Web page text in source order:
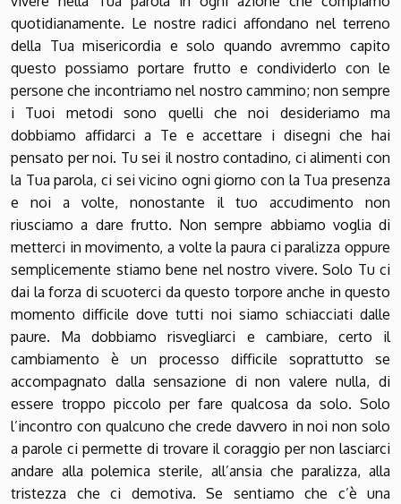
quotidianamente. Le nostre radici affondano nel terreno
della Tua misericordia e solo quando avremmo capito
questo possiamo portare frutto e condividerlo con le
persone che incontriamo nel nostro cammino; non sempre
i Tuoi metodi sono quelli che noi desideriamo ma
dobbiamo affidarci a Te e accettare i disegni che hai
pensato per noi. Tu sei il nostro contadino, ci alimenti con
la Tua parola, ci sei vicino ogni giorno con la Tua presenza
e noi a volte, nonostante il tuo accudimento non
riusciamo a dare frutto. Non sempre abbiamo voglia di
metterci in movimento, a volte la paura ci paralizza oppure
semplicemente stiamo bene nel nostro vivere. Solo Tu ci
dai la forza di scuoterci da questo torpore anche in questo
momento difficile dove tutti noi siamo schiacciati dalle
paure. Ma dobbiamo risvegliarci e cambiare, certo il
cambiamento è un processo difficile soprattutto se
accompagnato dalla sensazione di non valere nulla, di
essere troppo piccolo per fare qualcosa da solo. Solo
l’incontro con qualcuno che crede davvero in noi non solo
a parole ci permette di trovare il coraggio per non lasciarci
andare alla polemica sterile, all’ansia che paralizza, alla
tristezza che ci demotiva. Se sentiamo che c’è una